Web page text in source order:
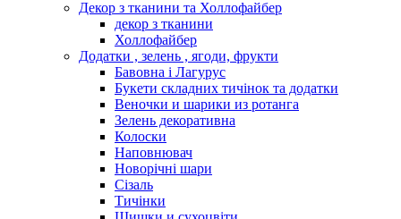
Декор з тканини та Холлофайбер
декор з тканини
Холлофайбер
Додатки , зелень , ягоди, фрукти
Бавовна і Лагурус
Букети складних тичінок та додатки
Веночки и шарики из ротанга
Зелень декоративна
Колоски
Наповнювач
Новорічні шари
Сізаль
Тичінки